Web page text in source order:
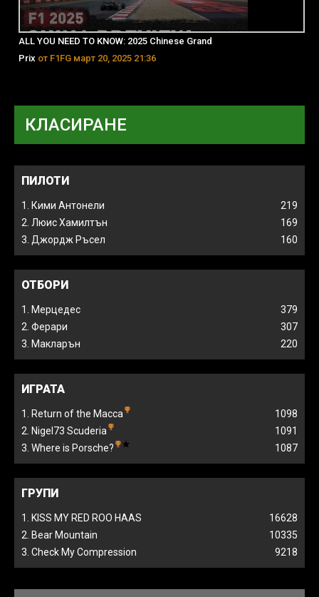
ALL YOU NEED TO KNOW: 2025 Chinese Grand
Prix от F1FG март 20, 2025 21:36
КЛАСИРАНЕ
ПИЛОТИ
1. Кими Антонели
219
2. Люис Хамилтън
169
3. Джордж Ръсел
160
ОТБОРИ
1. Мерцедес
379
2. Ферари
307
3. Макларън
220
ИГРАТА
1. Return of the Macca
1098
2. Nigel73 Scuderia
1091
3. Where is Porsche?
1087
ГРУПИ
1. KISS MY RED ROO HAAS
16628
2. Bear Mountain
10335
3. Check My Compression
9218